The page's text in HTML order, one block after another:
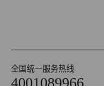
全国统一服务热线